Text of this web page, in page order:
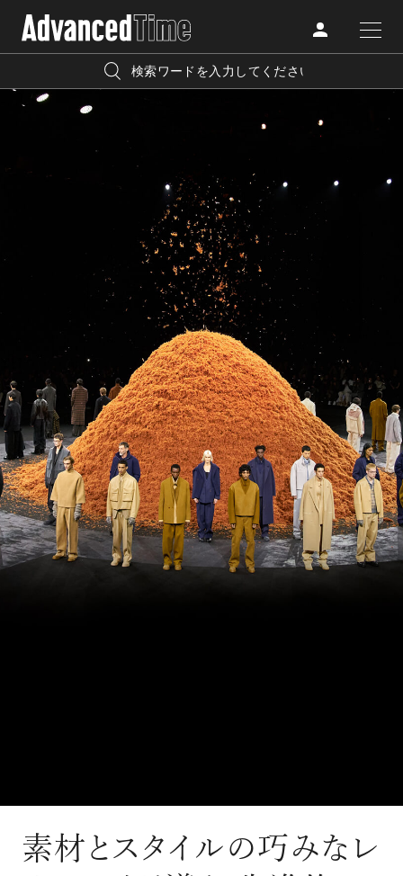
FASHION
BEAUTY
TRAVEL
LIFESTYLE
FOLLOW US
AdvancedClub
『AdvancedTime』は、自由でしなやかに生きるハイエンド
な大人達におくる、スペシャルイシュー満載のメディア。
高感度なファッション、カルチャーに溺愛、未知の幅広い
教養を求め、今までの人生で積んだ経験、知見を余裕をも
って楽しみながら、進化するソーシャルに寄り添いたい。
何かに縛られていた時間から解き放たれつつある世代の
ライフスタイルを豊かに彩る『AdvancedTime』が発信する
情報をさらに充実し、より速やかに、活用できる
「AdvancedClub」会員組織を設けました。
「AdvancedClub」会員に登録すると、プレゼント応募情報
の一覧、プレミアムな会員限定イベント、ブランドのエクス
クルーシブアイテムの紹介など、特別なコンテンツ情報を
メールマガジンでお届け致します。更に『AdvancedTime』
のタブロイドマガジンのご案内もあり、送付手数料のみを
インテリア
アイメイク
素材とスタイルの巧みなレ